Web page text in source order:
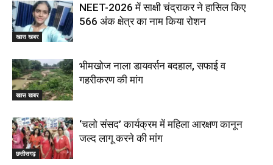
खास खबर
NEET-2026 में साक्षी चंद्राकर ने हासिल किए
566 अंक क्षेत्र का नाम किया रोशन
खास खबर
भीमखोज नाला डायवर्सन बदहाल, सफाई व
गहरीकरण की मांग
छत्तीसगढ़
‘चलो संसद’ कार्यक्रम में महिला आरक्षण कानून
जल्द लागू करने की मांग